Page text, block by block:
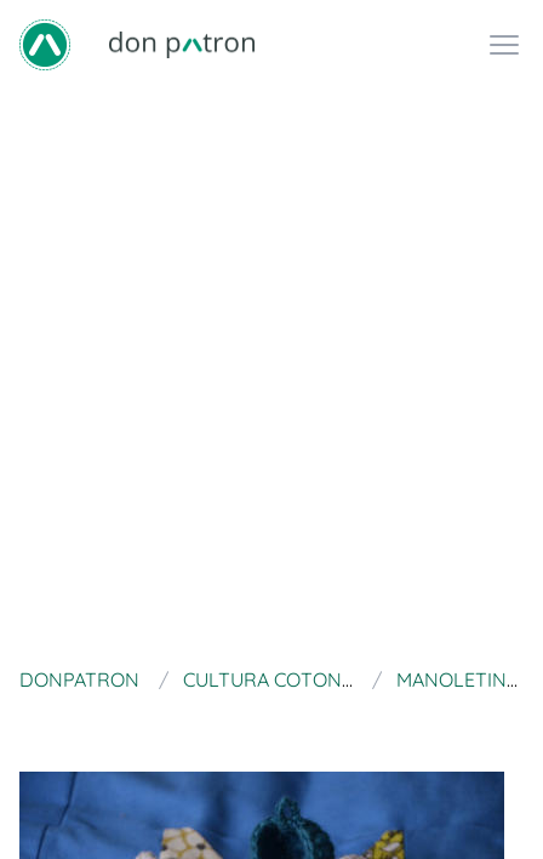
DONPATRON CULTURA COTON MIGNON MANOLETINAS BEBÉ